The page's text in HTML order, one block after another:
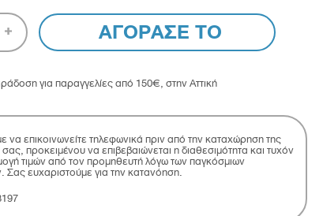
ΑΓΟΡΑΣΕ ΤΟ
για παραγγελίες από 150€, στην Αττική
να επικοινωνείτε τηλεφωνικά πριν από την καταχώρηση της
προκειμένου να επιβεβαιώνεται η διαθεσιμότητα και τυχόν
τιμών από τον προμηθευτή λόγω των παγκόσμιων
Σας ευχαριστούμε για την κατανόηση.